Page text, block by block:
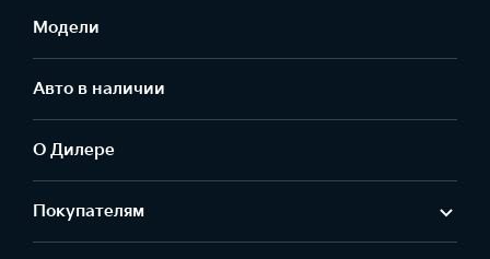
Модели
Авто в наличии
О Дилере
Покупателям